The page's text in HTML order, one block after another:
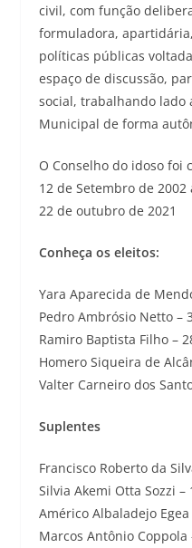
civil, com função
formuladora,
políticas públicas
espaço de discussão,
social, trabalhando lado
Municipal de forma
O Conselho do idoso foi
12 de Setembro de
22 de outubro de 2021
Conheça os eleitos:
Yara Aparecida de
Pedro Ambrósio Netto –
Ramiro Baptista Filho –
Homero Siqueira de
Valter Carneiro dos
Suplentes
Francisco Roberto da
Silvia Akemi Otta Sozzi –
Américo Albaladejo Egea
Marcos Antônio Coppola